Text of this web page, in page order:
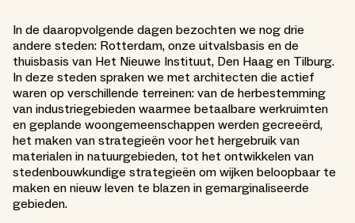
In de daaropvolgende dagen bezochten we nog drie
andere steden: Rotterdam, onze uitvalsbasis en de
thuisbasis van Het Nieuwe Instituut, Den Haag en Tilburg.
In deze steden spraken we met architecten die actief
waren op verschillende terreinen: van de herbestemming
van industriegebieden waarmee betaalbare werkruimten
en geplande woongemeenschappen werden gecreeërd,
het maken van strategieën voor het hergebruik van
materialen in natuurgebieden, tot het ontwikkelen van
stedenbouwkundige strategieën om wijken beloopbaar te
maken en nieuw leven te blazen in gemarginaliseerde
gebieden.